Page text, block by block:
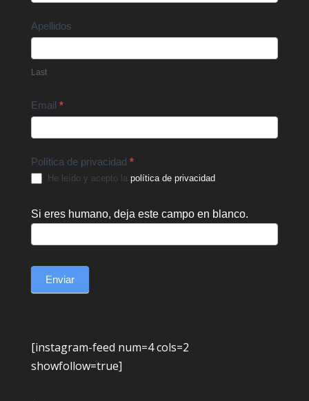
Apellidos
Last
Email *
Política de privacidad *
He leído y acepto la política de privacidad.
Si eres humano, deja este campo en blanco.
Enviar
[instagram-feed num=4 cols=2
showfollow=true]